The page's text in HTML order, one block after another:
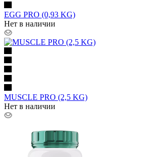
EGG PRO (0,93 KG)
Нет в наличии
MUSCLE PRO (2,5 KG)
Нет в наличии